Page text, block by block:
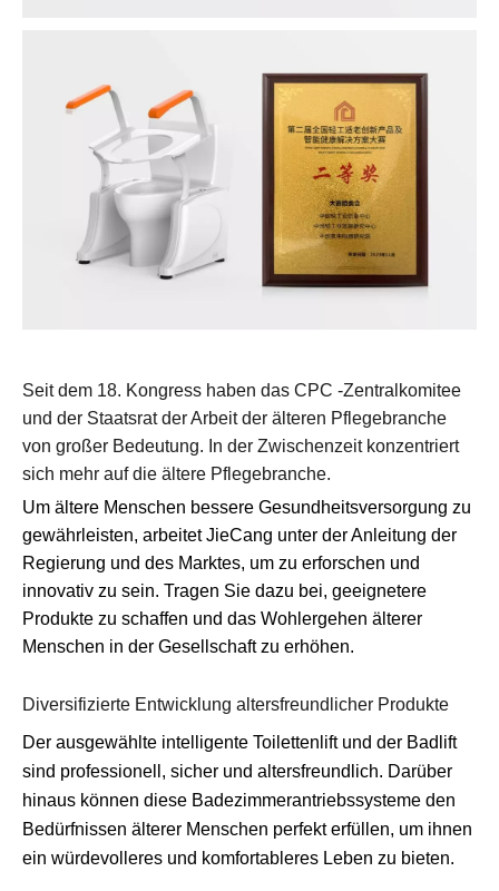
Seit dem 18. Kongress haben das CPC -Zentralkomitee
und der Staatsrat der Arbeit der älteren Pflegebranche
von großer Bedeutung. In der Zwischenzeit konzentriert
sich mehr auf die ältere Pflegebranche.
Um ältere Menschen bessere Gesundheitsversorgung zu
gewährleisten, arbeitet JieCang unter der Anleitung der
Regierung und des Marktes, um zu erforschen und
innovativ zu sein. Tragen Sie dazu bei, geeignetere
Produkte zu schaffen und das Wohlergehen älterer
Menschen in der Gesellschaft zu erhöhen.
Diversifizierte Entwicklung altersfreundlicher Produkte
Der ausgewählte intelligente Toilettenlift und der Badlift
sind professionell, sicher und altersfreundlich. Darüber
hinaus können diese Badezimmerantriebssysteme den
Bedürfnissen älterer Menschen perfekt erfüllen, um ihnen
ein würdevolleres und komfortableres Leben zu bieten.